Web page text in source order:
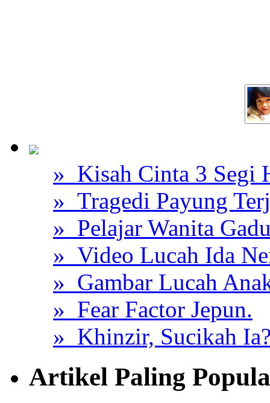
» Kisah Cinta 3 Segi
» Tragedi Payung
» Pelajar Wanita
» Video Lucah Ida
» Gambar Lucah
» Fear Factor Jepun.
» Khinzir, Sucikah
Artikel Paling